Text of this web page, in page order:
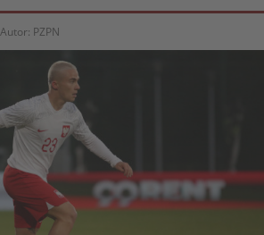
Autor: PZPN